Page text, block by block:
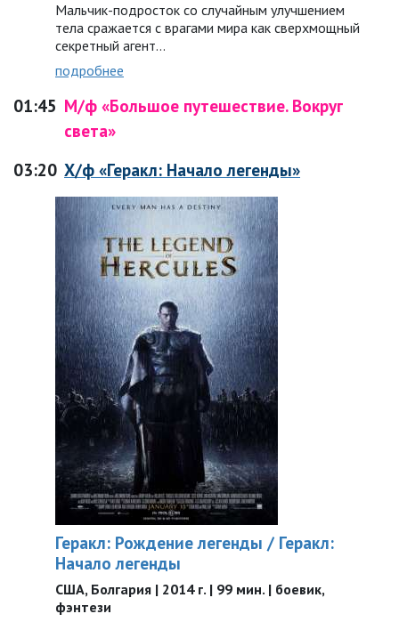
Мальчик-подросток со случайным улучшением
тела сражается с врагами мира как сверхмощный
секретный агент...
подробнее
01:45 М/ф «Большое путешествие. Вокруг
света»
03:20 Х/ф «Геракл: Начало легенды»
Геракл: Рождение легенды / Геракл:
Начало легенды
США, Болгария | 2014 г. | 99 мин. | боевик,
фэнтези